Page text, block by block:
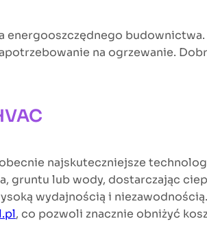
na ogrzewanie.
najskuteczniejsze
lub wody, dostarczając
wydajnością i
, co pozwoli znacznie obniżyć